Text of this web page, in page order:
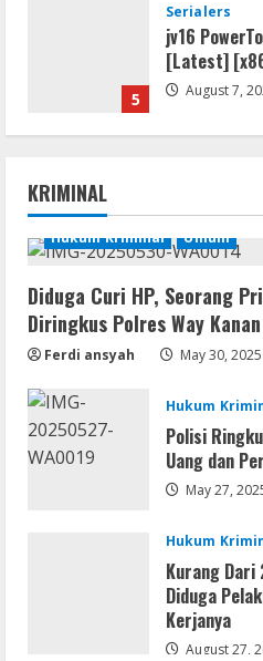
5
Serialers
jv16
[Latest]
August 7,
1 August 8,
Resettools
GraphPad
Cracked
Remux
August 7,
Lan
Dune:
Direct Link
KRIMINAL
Hukum Kriminal Umum
Diduga Curi HP, Seorang
Diringkus Polres Way Kanan
Ferdi ansyah May 30, 2025
Hukum
Polisi
Uang dan
May 27,
Hukum
Kurang Dari
Diduga
Kerjanya
August 27,